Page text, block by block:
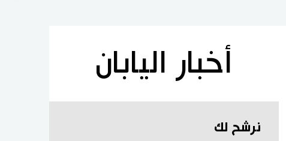
تجارب وآراء
سياسة
اقتصاد
هو وهي
المطبخ الياباني
أخبار اليابان
نرشح لك